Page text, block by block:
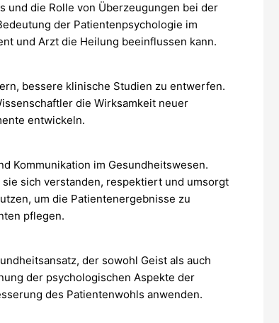
und die Rolle von Überzeugungen bei der
der Patientenpsychologie im
und Arzt die Heilung beeinflussen kann.
bessere klinische Studien zu entwerfen.
die Wirksamkeit neuer
entwickeln.
Kommunikation im Gesundheitswesen.
sich verstanden, respektiert und umsorgt
um die Patientenergebnisse zu
pflegen.
der sowohl Geist als auch
der psychologischen Aspekte der
des Patientenwohls anwenden.